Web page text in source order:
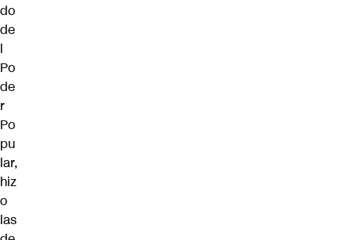
do
de
l
Po
de
r
Po
pu
lar,
hiz
o
las